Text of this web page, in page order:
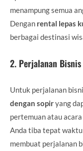
menampung semua
Dengan rental lepas
berbagai destinasi
2. Perjalanan Bisnis
Untuk perjalanan
dengan sopiryang
pertemuan atau
Anda tiba tepat
membuat perjalanan